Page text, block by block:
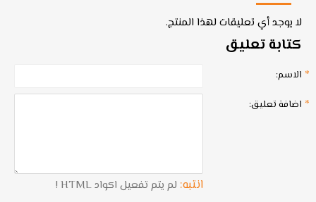
لا يوجد أي تعليقات لهذا المنتج.
كتابة تعليق
الاسم:
اضافة تعليق:
انتبه: لم يتم تفعيل اكواد HTML !